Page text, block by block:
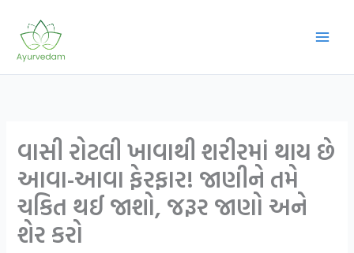
content
વાસી રોટલી ખાવાથી શરીરમાં થાય છે
આવા-આવા ફેરફાર! જાણીને તમે
ચકિત થઈ જાશો, જરૂર જાણો અને
શેર કરો